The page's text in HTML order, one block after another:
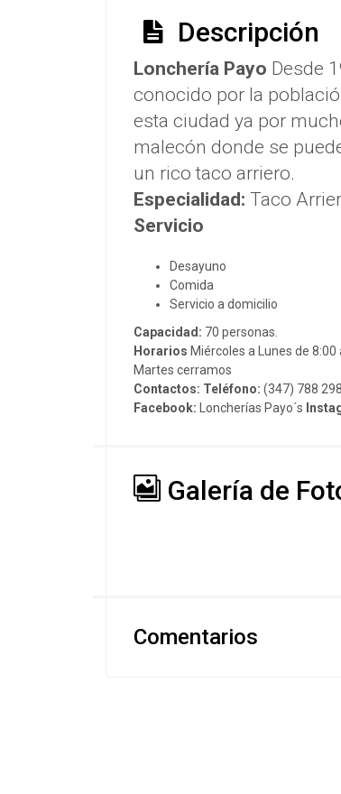
Descripción
Lonchería Payo Desde
conocido por la
esta ciudad ya por
malecón donde se
un rico taco arriero.
Especialidad: Taco
Servicio
Desayuno
Comida
Servicio a domicilio
Capacidad: 70 personas.
Horarios Miércoles a Lunes de
Martes cerramos
Contactos: Teléfono: (347) 788
Facebook: Loncherías Payo´s
Galería de
Comentarios